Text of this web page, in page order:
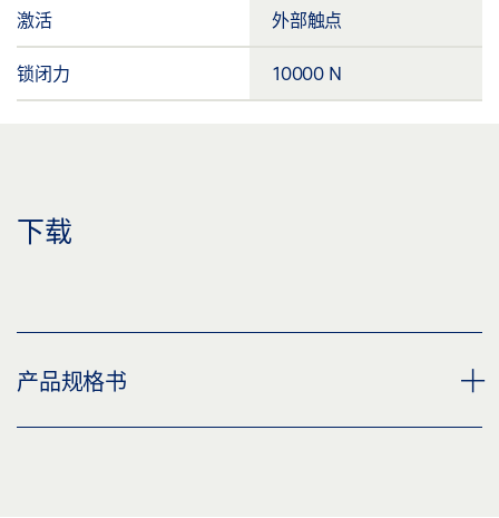
激活 外部触点
锁闭力 10000 N
下载
产品规格书